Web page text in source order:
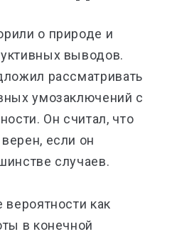
о природе и
выводов.
рассматривать
умозаключений с
Он считал, что
если он
случаев.
как
в конечной